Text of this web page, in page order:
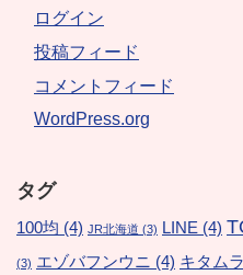
ログイン
投稿フィード
コメントフィード
WordPress.org
タグ
100均 (4) JR北海道 (3) LINE (4)
(3) エゾバフンウニ (4) キタム